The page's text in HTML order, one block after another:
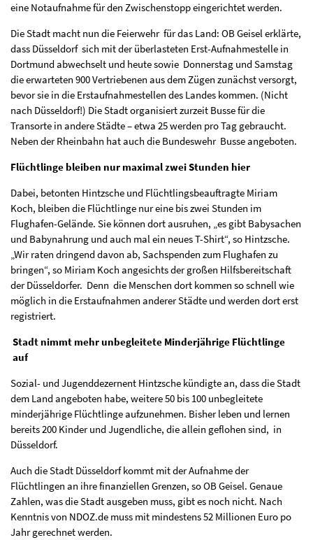
eine Notaufnahme für den Zwischenstopp eingerichtet werden.
Die Stadt macht nun die Feierwehr für das Land: OB Geisel erklärte,
dass Düsseldorf sich mit der überlasteten Erst-Aufnahmestelle in
Dortmund abwechselt und heute sowie Donnerstag und Samstag
die erwarteten 900 Vertriebenen aus dem Zügen zunächst versorgt,
bevor sie in die Erstaufnahmestellen des Landes kommen. (Nicht
nach Düsseldorf!) Die Stadt organisiert zurzeit Busse für die
Transorte in andere Städte – etwa 25 werden pro Tag gebraucht.
Neben der Rheinbahn hat auch die Bundeswehr Busse angeboten.
Flüchtlinge bleiben nur maximal zwei Stunden hier
Dabei, betonten Hintzsche und Flüchtlingsbeauftragte Miriam
Koch, bleiben die Flüchtlinge nur eine bis zwei Stunden im
Flughafen-Gelände. Sie können dort ausruhen, „es gibt Babysachen
und Babynahrung und auch mal ein neues T-Shirt“, so Hintzsche.
„Wir raten dringend davon ab, Sachspenden zum Flughafen zu
bringen“, so Miriam Koch angesichts der großen Hilfsbereitschaft
der Düsseldorfer. Denn die Menschen dort kommen so schnell wie
möglich in die Erstaufnahmen anderer Städte und werden dort erst
registriert.
Stadt nimmt mehr unbegleitete Minderjährige Flüchtlinge
auf
Sozial- und Jugenddezernent Hintzsche kündigte an, dass die Stadt
dem Land angeboten habe, weitere 50 bis 100 unbegleitete
minderjährige Flüchtlinge aufzunehmen. Bisher leben und lernen
bereits 200 Kinder und Jugendliche, die allein geflohen sind, in
Düsseldorf.
Auch die Stadt Düsseldorf kommt mit der Aufnahme der
Flüchtlingen an ihre finanziellen Grenzen, so OB Geisel. Genaue
Zahlen, was die Stadt ausgeben muss, gibt es noch nicht. Nach
Kenntnis von NDOZ.de muss mit mindestens 52 Millionen Euro po
Jahr gerechnet werden.